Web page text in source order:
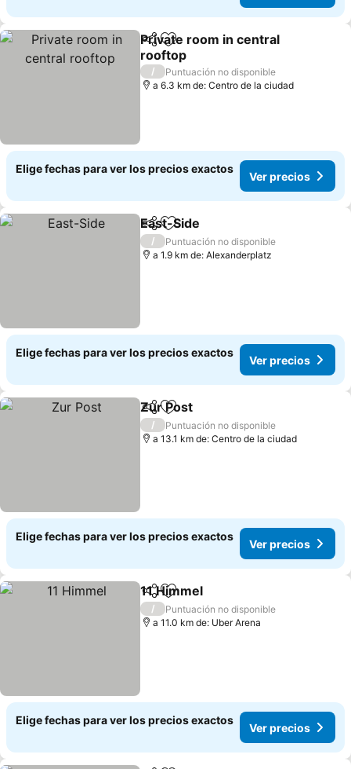
CompartirAgregar a favoritos
Private room in central
rooftop
Ver precios
/
Puntuación no disponible
a 6.3 km de: Centro de la ciudad
Elige fechas para ver los precios exactos
Ver precios
CompartirAgregar a favoritos
East-Side
/
Puntuación no disponible
a 1.9 km de: Alexanderplatz
Elige fechas para ver los precios exactos
Ver precios
CompartirAgregar a favoritos
Zur Post
/
Puntuación no disponible
a 13.1 km de: Centro de la ciudad
Elige fechas para ver los precios exactos
Ver precios
CompartirAgregar a favoritos
11 Himmel
/
Puntuación no disponible
a 11.0 km de: Uber Arena
Elige fechas para ver los precios exactos
Ver precios